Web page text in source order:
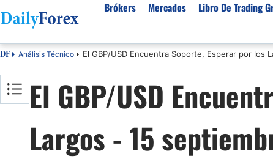
Brókers
España
Argentina
Mexico
Mercados
Divisas
EUR/USD
USD/COP
USD/PEN
Todas las
Libro De Trading
Sobre Nosotros
Política editorial
Cómo generamos ingresos
Nuestra metodología
DF Análisis Técnico El GBP/USD Encuentra Soporte, Esperar por los
El GBP/USD
Largos - 15